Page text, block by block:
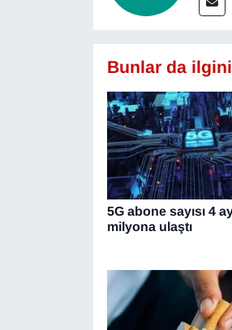
Bunlar da
5G abone sayısı 4
milyona ulaştı